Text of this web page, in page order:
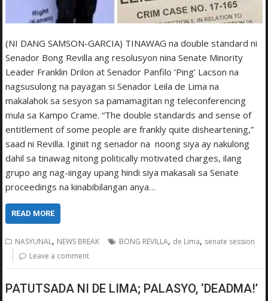
(NI DANG SAMSON-GARCIA) TINAWAG na double standard ni
Senador Bong Revilla ang resolusyon nina Senate Minority
Leader Franklin Drilon at Senador Panfilo ‘Ping’ Lacson na
nagsusulong na payagan si Senador Leila de Lima na
makalahok sa sesyon sa pamamagitan ng teleconferencing
mula sa Kampo Crame. “The double standards and sense of
entitlement of some people are frankly quite disheartening,”
saad ni Revilla. Iginiit ng senador na noong siya ay nakulong
dahil sa tinawag nitong politically motivated charges, ilang
grupo ang nag-iingay upang hindi siya makasali sa Senate
proceedings na kinabibilangan anya…
READ MORE
NASYUNAL, NEWS BREAK BONG REVILLA, de Lima, senate session
Leave a comment
PATUTSADA NI DE LIMA; PALASYO, ‘DEADMA!’